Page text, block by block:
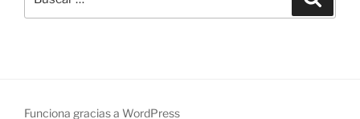
por:
Funciona gracias a WordPress